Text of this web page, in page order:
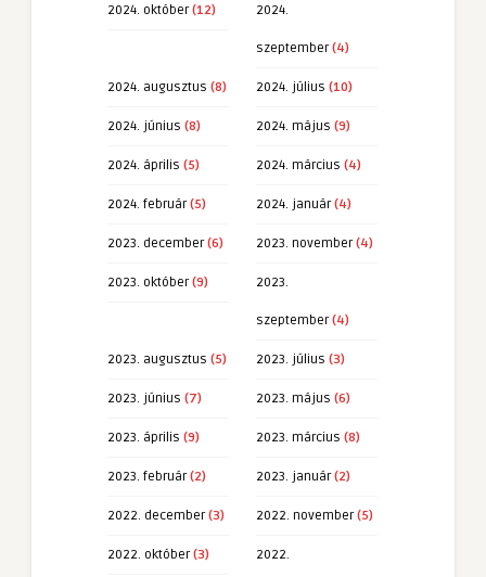
2024. október(12) 2024.
szeptember(4)
2024. augusztus (8) 2024. július (10)
2024. június (8) 2024. május (9)
2024. április (5) 2024. március (4)
2024. február(5) 2024. január(4)
2023. december(6) 2023. november(4)
2023. október(9) 2023.
szeptember(4)
2023. augusztus (5) 2023. július (3)
2023. június (7) 2023. május (6)
2023. április (9) 2023. március (8)
2023. február(2) 2023. január(2)
2022. december(3) 2022. november(5)
2022. október(3) 2022.